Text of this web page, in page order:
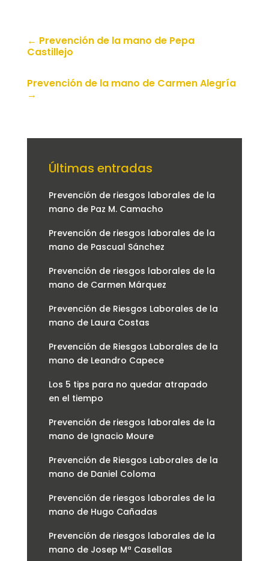
← Prevención de la mano de Pepa
Castillejo
Prevención de la mano de Carmen Alegría
→
Últimas entradas
Prevención de riesgos laborales de la
mano de Paz M. Camacho
Prevención de riesgos laborales de la
mano de Pascual Sánchez
Prevención de riesgos laborales de la
mano de Carmen Márquez
Prevención de Riesgos Laborales de la
mano de Laura Costas
Prevención de Riesgos Laborales de la
mano de Leandro Capece
Los 5 tips para no quedar atrapado
en el tiempo
Prevención de riesgos laborales de la
mano de Ignacio Moure
Prevención de Riesgos Laborales de la
mano de Daniel Coloma
Prevención de riesgos laborales de la
mano de Hugo Cañadas
Prevención de riesgos laborales de la
mano de Josep Mª Casellas